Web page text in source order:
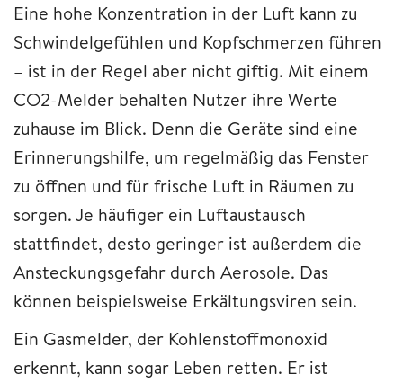
Eine hohe Konzentration in der Luft kann zu
Schwindelgefühlen und Kopfschmerzen führen
– ist in der Regel aber nicht giftig. Mit einem
CO2-Melder behalten Nutzer ihre Werte
zuhause im Blick. Denn die Geräte sind eine
Erinnerungshilfe, um regelmäßig das Fenster
zu öffnen und für frische Luft in Räumen zu
sorgen. Je häufiger ein Luftaustausch
stattfindet, desto geringer ist außerdem die
Ansteckungsgefahr durch Aerosole. Das
können beispielsweise Erkältungsviren sein.
Ein Gasmelder, der Kohlenstoffmonoxid
erkennt, kann sogar Leben retten. Er ist